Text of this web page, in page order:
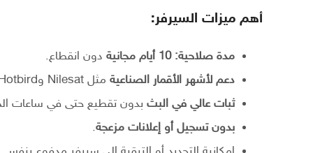
أهم ميزات السيرفر:
مدة صلاحية: 10 أيام مجانية
دون انقطاع.
دعم لأشهر الأقمار الصناعية مثل Nilesat وHotbird وAstra.
ثبات عالي في البث بدون تقطيع حتى في ساعات
بدون تسجيل أو إعلانات مزعجة.